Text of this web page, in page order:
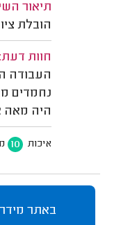
תיאור
הובלת
חוות דעת:
העבודה
נחמדים
היה מאה
איכות 10
באתר